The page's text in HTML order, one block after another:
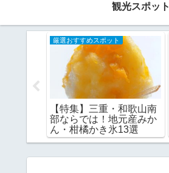
観光スポット
厳選おすすめスポット
【特集】三重・和歌山南
部ならでは！地元産みか
ん・柑橘かき氷13選